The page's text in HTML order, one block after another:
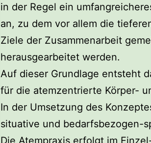
in der Regel ein
an, zu dem vor allem die
Ziele der Zusammenarbeit
herausgearbeitet werden.
Auf dieser Grundlage entsteht
für die atemzentrierte Körper-
In der Umsetzung des
situative und bedarfsbezogen-
Die Atempraxis erfolgt im